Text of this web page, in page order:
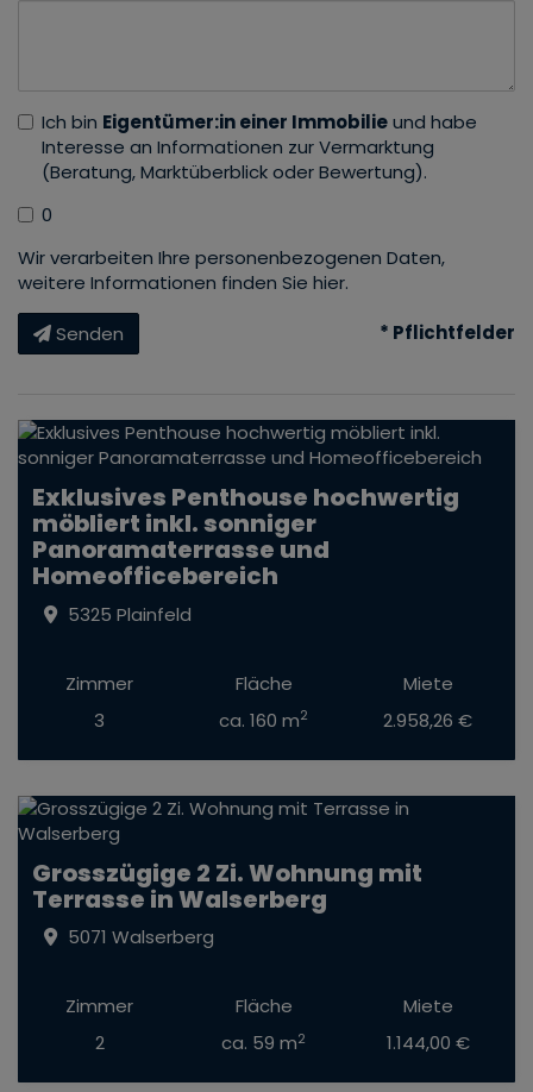
Ich bin Eigentümer:in einer Immobilieund habe
Interesse an Informationen zur Vermarktung
(Beratung, Marktüberblick oder Bewertung).
0
Wir verarbeiten Ihre personenbezogenen Daten,
weitere Informationen finden Sie hier.
Senden * Pflichtfelder
Exklusives Penthouse hochwertig
möbliert inkl. sonniger
Panoramaterrasse und
Homeofficebereich
5325 Plainfeld
Zimmer
3
Fläche
ca. 160 m2
Miete
2.958,26 €
Grosszügige 2 Zi. Wohnung mit
Terrasse in Walserberg
5071 Walserberg
Zimmer
2
Fläche
ca. 59 m2
Miete
1.144,00 €